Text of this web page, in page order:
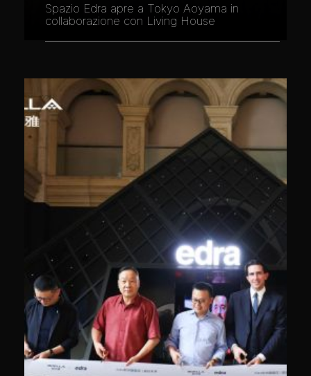
Spazio Edra apre a Tokyo Aoyama in
collaborazione con Living House